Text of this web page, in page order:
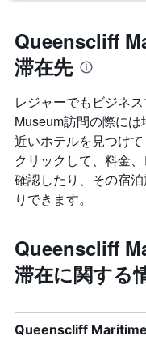
Queenscliff
滞在先
レジャーでもビジネ
Museum​訪問の際に
近いホテルを見つけ
クリックして、料金
確認したり、その宿
りできます。
Queenscliff
滞在に関する
Queenscliff